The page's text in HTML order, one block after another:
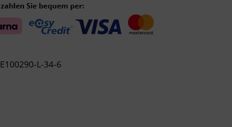
E100290-L-34-6